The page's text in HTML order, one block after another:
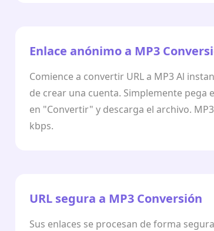
Enlace anónimo a MP3
Comience a convertir URL a MP3 Al
de crear una cuenta. Simplemente pega
en "Convertir" y descarga el archivo.
kbps.
URL segura a MP3 Conversión
Sus enlaces se procesan de forma